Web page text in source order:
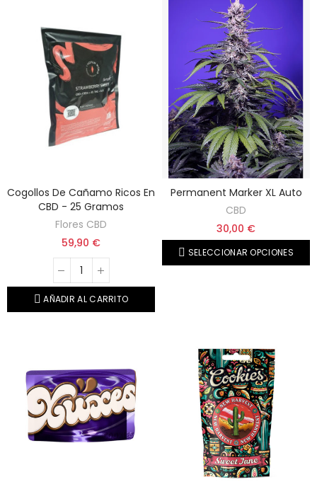
Cogollos De Cañamo Ricos En
CBD - 25 Gramos
Flores CBD
59,90 €
AÑADIR AL CARRITO
Permanent Marker XL Auto
CBD
30,00 €
SELECCIONAR OPCIONES